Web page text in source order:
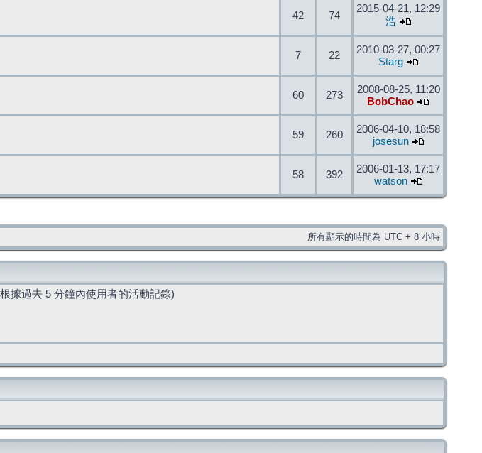
42 74
2015-04-21, 12:29
浩
7 22
2010-03-27, 00:27
Starg
60 273
2008-08-25, 11:20
BobChao
59 260
2006-04-10, 18:58
josesun
58 392
2006-01-13, 17:17
watson
所有顯示的時間為 UTC + 8 小時
據過去 5 分鐘內使用者的活動記錄)